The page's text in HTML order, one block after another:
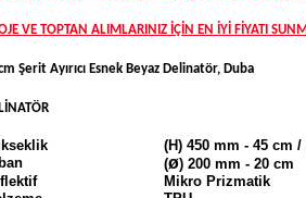
VE TOPTAN ALIMLARINIZ İÇİN EN İYİ FİYATI
Şerit Ayırıcı Esnek Beyaz Delinatör, Duba
(H) 450 mm - 45 cm /
(ø) 200 mm - 20 cm
Mikro Prizmatik